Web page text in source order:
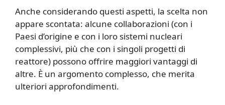
Anche considerando questi aspetti, la scelta non
appare scontata: alcune collaborazioni (con i
Paesi d’origine e con i loro sistemi nucleari
complessivi, più che con i singoli progetti di
reattore) possono offrire maggiori vantaggi di
altre. È un argomento complesso, che merita
ulteriori approfondimenti.